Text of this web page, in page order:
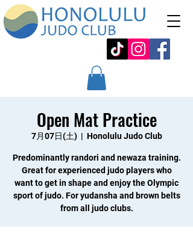
Open Mat Practice
7月07日(土)
  |
Honolulu Judo Club
Predominantly randori and newaza training.
Great for experienced judo players who
want to get in shape and enjoy the Olympic
sport of judo. For yudansha and brown belts
from all judo clubs.